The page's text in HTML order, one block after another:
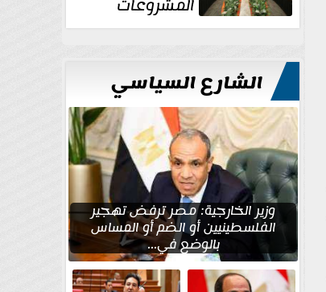
المشروعات
والخطة
للتعميرالشارع السياسي
وزير الخارجية: مصر ترفض تهجير
الفلسطينيين أو الضم أو المساس
بالوضع في...